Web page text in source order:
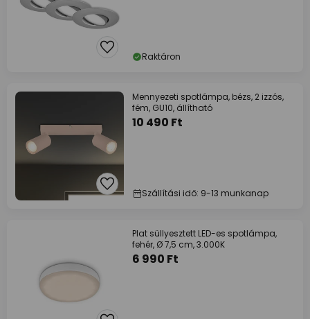
Raktáron
Mennyezeti spotlámpa, bézs, 2 izzós,
fém, GU10, állítható
10 490 Ft
Szállítási idő: 9-13 munkanap
Plat süllyesztett LED-es spotlámpa,
fehér, Ø 7,5 cm, 3.000K
6 990 Ft